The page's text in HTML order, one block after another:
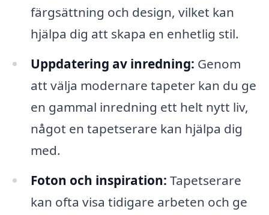
färgsättning och design, vilket kan
hjälpa dig att skapa en enhetlig stil.
Uppdatering av inredning: Genom
att välja modernare tapeter kan du ge
en gammal inredning ett helt nytt liv,
något en tapetserare kan hjälpa dig
med.
Foton och inspiration: Tapetserare
kan ofta visa tidigare arbeten och ge